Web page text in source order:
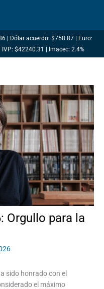
| Dólar acuerdo: $758.87 | Euro:
$42240.31 | Imacec: 2.4%
Orgullo para la
sido honrado con el
el máximo